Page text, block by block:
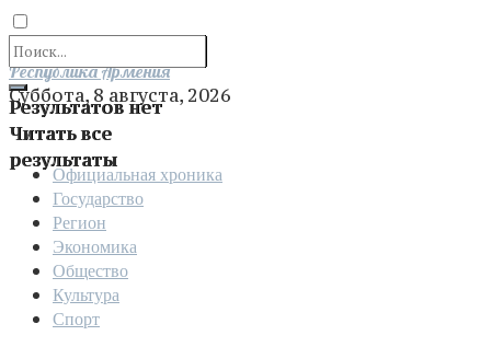
Результатов нет
Читать все
результаты
Отправить
Республика Армения
Суббота, 8 августа, 2026
Официальная хроника
Государство
Регион
Экономика
Общество
Культура
Спорт